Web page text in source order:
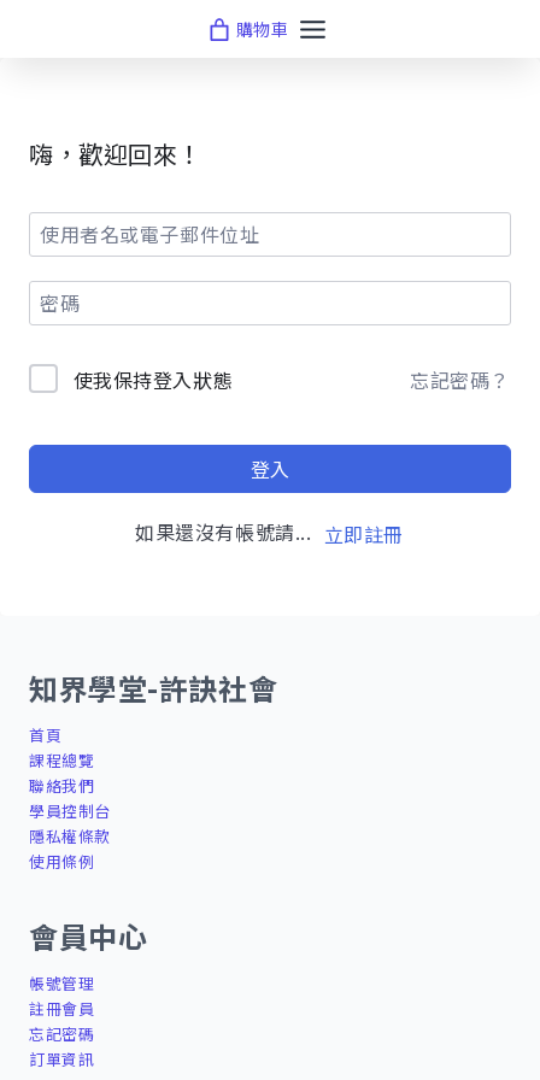
購物車
嗨，歡迎回來！
使我保持登入狀態 忘記密碼？
登入
如果還沒有帳號請... 立即註冊
知界學堂-許訣社會
首頁
課程總覽
聯絡我們
學員控制台
隱私權條款
使用條例
會員中心
帳號管理
註冊會員
忘記密碼
訂單資訊